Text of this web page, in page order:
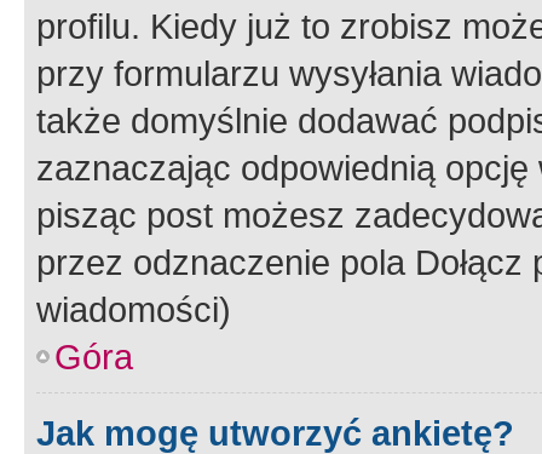
profilu. Kiedy już to zrobisz
przy formularzu wysyłania
także domyślnie dodawać
zaznaczając odpowiednią
pisząc post możesz
przez odznaczenie pola
wiadomości)
Góra
Jak mogę utworzyć ankietę?